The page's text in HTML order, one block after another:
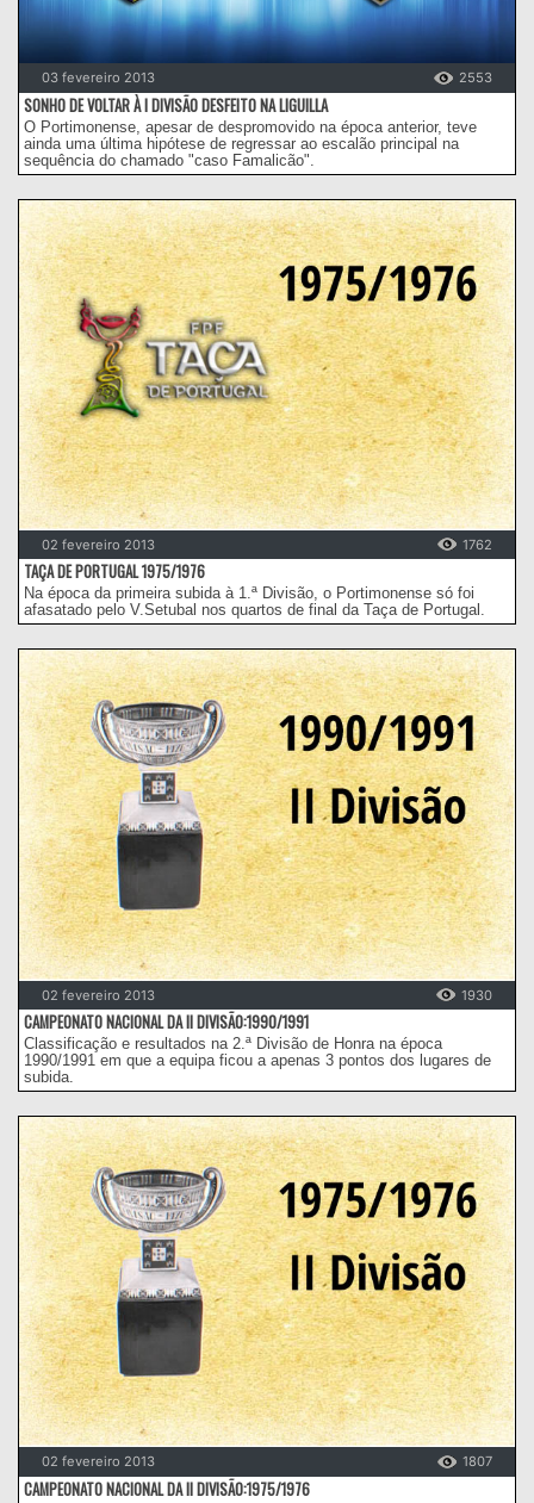
03 fevereiro 2013 2553
SONHO DE VOLTAR À I DIVISÃO DESFEITO NA LIGUILLA
O Portimonense, apesar de despromovido na época anterior, teve
ainda uma última hipótese de regressar ao escalão principal na
sequência do chamado "caso Famalicão".
02 fevereiro 2013 1762
TAÇA DE PORTUGAL 1975/1976
Na época da primeira subida à 1.ª Divisão, o Portimonense só foi
afasatado pelo V.Setubal nos quartos de final da Taça de Portugal.
02 fevereiro 2013 1930
CAMPEONATO NACIONAL DA II DIVISÃO:1990/1991
Classificação e resultados na 2.ª Divisão de Honra na época
1990/1991 em que a equipa ficou a apenas 3 pontos dos lugares de
subida.
02 fevereiro 2013 1807
CAMPEONATO NACIONAL DA II DIVISÃO:1975/1976